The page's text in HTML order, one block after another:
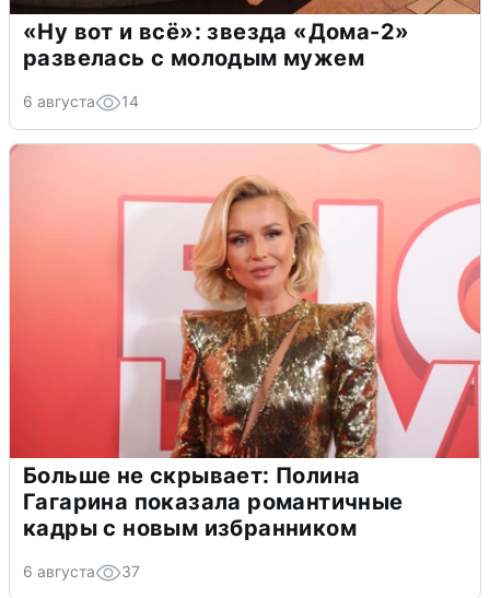
«Ну вот и всё»: звезда «Дома-2»
развелась с молодым мужем
6 августа 14
Больше не скрывает: Полина
Гагарина показала романтичные
кадры с новым избранником
6 августа 37